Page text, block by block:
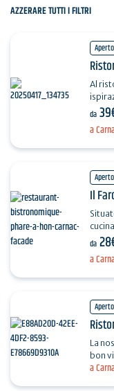
AZZERARE TUTTI I FILTRI
a
Al
da
a
Il
locali
da
a
La
bon